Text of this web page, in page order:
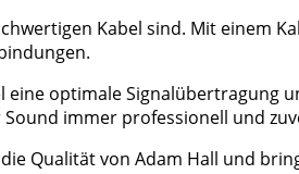
Kabel sind. Mit einem
eine optimale Signalübertragung
immer professionell und
Qualität von Adam Hall und